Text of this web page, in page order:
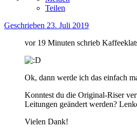
Teilen
Geschrieben 23. Juli 2019
vor 19 Minuten schrieb
Ok, dann werde ich das einfach
Konntest du die Original-Riser
Leitungen geändert werden?
Vielen Dank!